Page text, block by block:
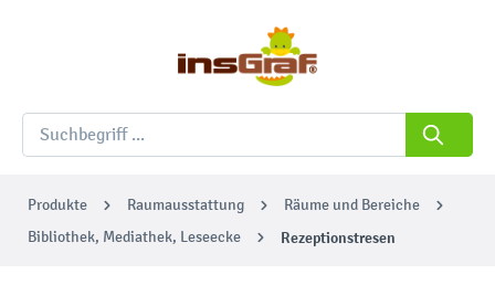
Produkte Raumausstattung
Räume und Bereiche
Bibliothek, Mediathek, Leseecke
Rezeptionstresen